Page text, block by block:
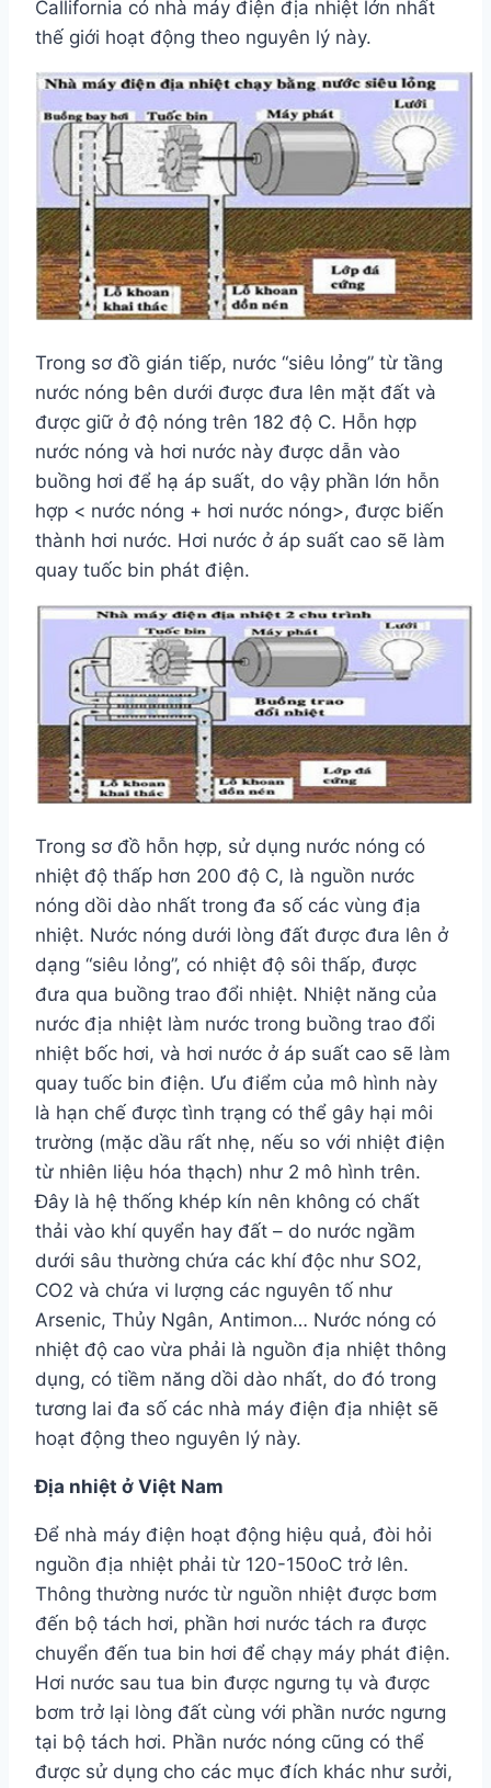
Callifornia có nhà máy điện địa nhiệt lớn nhất
thế giới hoạt động theo nguyên lý này.
Trong sơ đồ gián tiếp, nước “siêu lỏng” từ tầng
nước nóng bên dưới được đưa lên mặt đất và
được giữ ở độ nóng trên 182 độ C. Hỗn hợp
nước nóng và hơi nước này được dẫn vào
buồng hơi để hạ áp suất, do vậy phần lớn hỗn
hợp < nước nóng + hơi nước nóng>, được biến
thành hơi nước. Hơi nước ở áp suất cao sẽ làm
quay tuốc bin phát điện.
Trong sơ đồ hỗn hợp, sử dụng nước nóng có
nhiệt độ thấp hơn 200 độ C, là nguồn nước
nóng dồi dào nhất trong đa số các vùng địa
nhiệt. Nước nóng dưới lòng đất được đưa lên ở
dạng “siêu lỏng”, có nhiệt độ sôi thấp, được
đưa qua buồng trao đổi nhiệt. Nhiệt năng của
nước địa nhiệt làm nước trong buồng trao đổi
nhiệt bốc hơi, và hơi nước ở áp suất cao sẽ làm
quay tuốc bin điện. Ưu điểm của mô hình này
là hạn chế được tình trạng có thể gây hại môi
trường (mặc dầu rất nhẹ, nếu so với nhiệt điện
từ nhiên liệu hóa thạch) như 2 mô hình trên.
Đây là hệ thống khép kín nên không có chất
thải vào khí quyển hay đất – do nước ngầm
dưới sâu thường chứa các khí độc như SO2,
CO2 và chứa vi lượng các nguyên tố như
Arsenic, Thủy Ngân, Antimon… Nước nóng có
nhiệt độ cao vừa phải là nguồn địa nhiệt thông
dụng, có tiềm năng dồi dào nhất, do đó trong
tương lai đa số các nhà máy điện địa nhiệt sẽ
hoạt động theo nguyên lý này.
Địa nhiệt ở Việt Nam
Để nhà máy điện hoạt động hiệu quả, đòi hỏi
nguồn địa nhiệt phải từ 120-150oC trở lên.
Thông thường nước từ nguồn nhiệt được bơm
đến bộ tách hơi, phần hơi nước tách ra được
chuyển đến tua bin hơi để chạy máy phát điện.
Hơi nước sau tua bin được ngưng tụ và được
bơm trở lại lòng đất cùng với phần nước ngưng
tại bộ tách hơi. Phần nước nóng cũng có thể
được sử dụng cho các mục đích khác như sưởi,